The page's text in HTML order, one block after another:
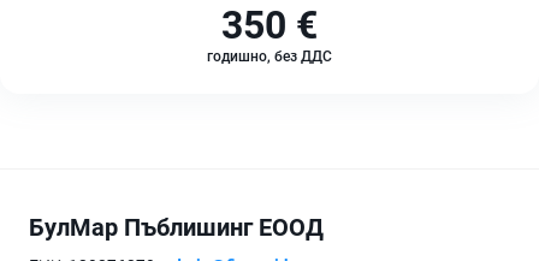
350 €
годишно, без ДДС
БулМар Пъблишинг ЕООД